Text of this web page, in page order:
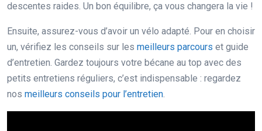
descentes raides. Un bon équilibre, ça vous changera la vie !
Ensuite, assurez-vous d’avoir un vélo adapté. Pour en choisir
un, vérifiez les conseils sur les meilleurs parcours et guide
d’entretien. Gardez toujours votre bécane au top avec des
petits entretiens réguliers, c’est indispensable : regardez
nos meilleurs conseils pour l’entretien.